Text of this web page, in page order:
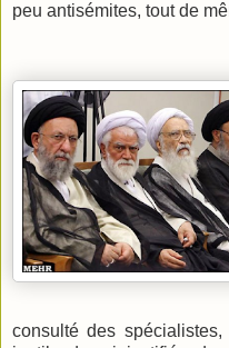
peu antisémites, tout de
consulté des